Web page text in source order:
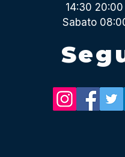
14:30 20:00
Sabato